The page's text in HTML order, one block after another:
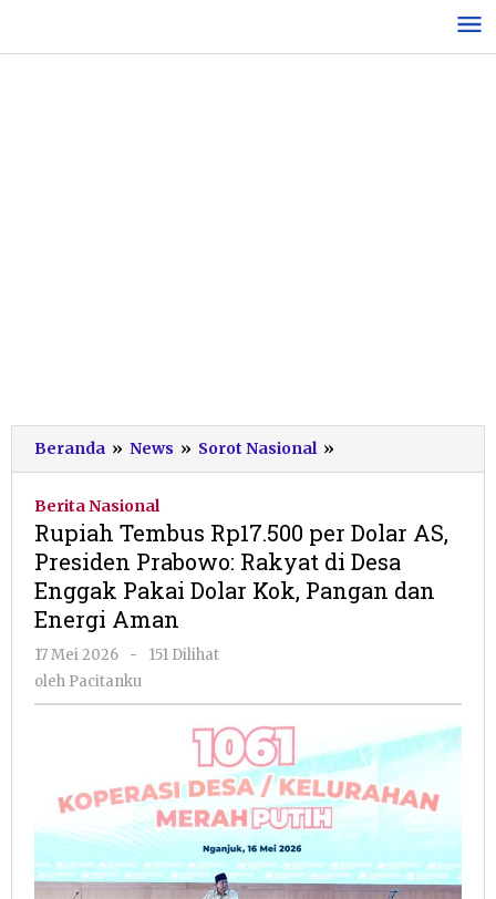
konten
Beranda » News » Sorot Nasional »
Tembus
Dolar
AS,
Presiden
Enggak
Dolar
Kok,
Pangan
Aman
Berita Nasional
Rupiah Tembus Rp17.500 per Dolar AS,
Presiden Prabowo: Rakyat di Desa
Enggak Pakai Dolar Kok, Pangan dan
Energi Aman
17 Mei 2026
oleh
Pacitanku
-
151 Dilihat
oleh Pacitanku